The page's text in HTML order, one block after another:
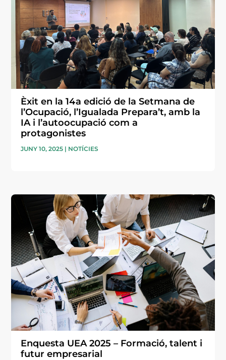
Èxit en la 14a edició de la Setmana de
l’Ocupació, l’Igualada Prepara’t, amb la
IA i l’autoocupació com a
protagonistes
JUNY 10, 2025 | NOTÍCIES
Enquesta UEA 2025 – Formació, talent i
futur empresarial